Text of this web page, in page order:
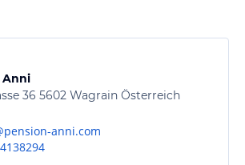
Anni
36 5602 Wagrain Österreich
anni.com